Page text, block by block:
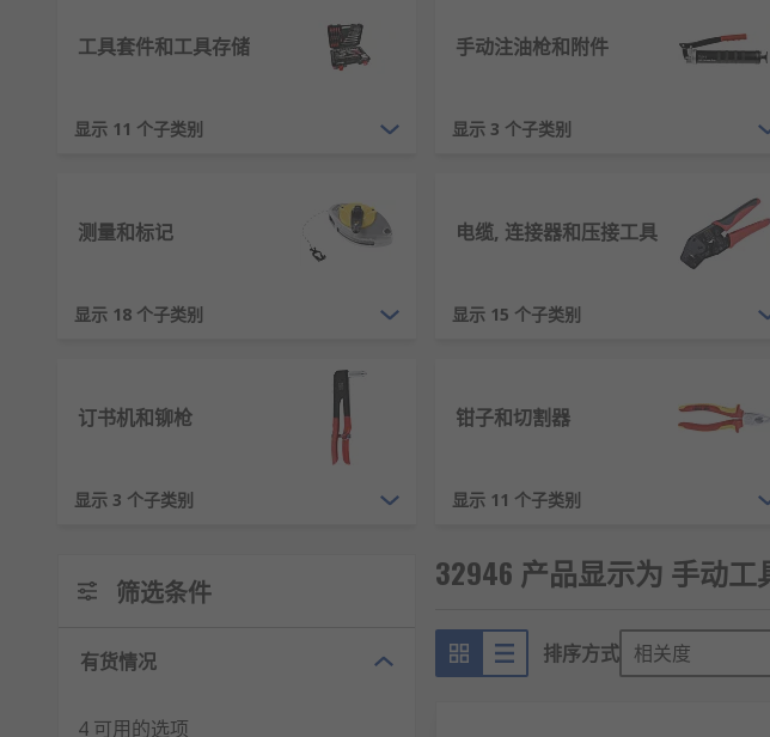
您知道工具为何会生锈吗？
工具可能会在任何时间段内生锈。氧化铁是铁、氧气和水分发生反应的产物，而
具周围的湿度， 不让它们变湿，如有可能，涂上保护性涂层。
无论您是 DIY 爱好者、工程师还是学徒，妥善保管和存储您的新、旧工具是至关
纳，并鼓励您随着时间推移来建立套件和工具套件。集成合适的存储解决方案还能
我们成立于 1936 年，在为客户提供工具方面拥有无与伦比的专业知识。我们为全
工具套件和工具存储
显示 11 个子类别
手动注油枪和附件
显示 3 个子类别
测量和标记
显示 18 个子类别
电缆, 连接器和压接工具
显示 15 个子类别
订书机和铆枪
显示 3 个子类别
钳子和切割器
显示 11 个子类别
筛选条件
有货情况
4 可用的选项
32946 产品显示为 手动工
排序方式 相关度